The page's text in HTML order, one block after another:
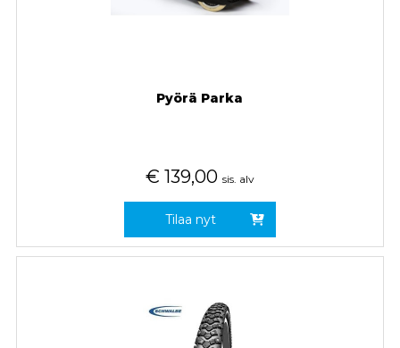
Pyörä Parka
€ 139,00 sis. alv
Tilaa nyt